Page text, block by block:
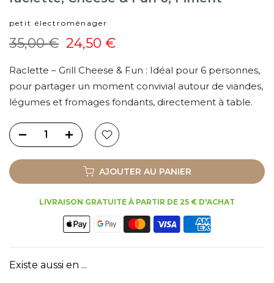
petit électroménager
35,00 € 24,50 €
Raclette – Grill Cheese & Fun : Idéal pour 6 personnes,
pour partager un moment convivial autour de viandes,
légumes et fromages fondants, directement à table.
AJOUTER AU PANIER
LIVRAISON GRATUITE À PARTIR DE 25 € D'ACHAT
Existe aussi en ...